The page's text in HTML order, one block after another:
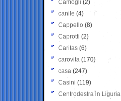
Camogli (2)
canile (4)
Cappello (8)
Caprotti (2)
Caritas (6)
carovita (170)
casa (247)
Casini (119)
Centrodestra in Liguria